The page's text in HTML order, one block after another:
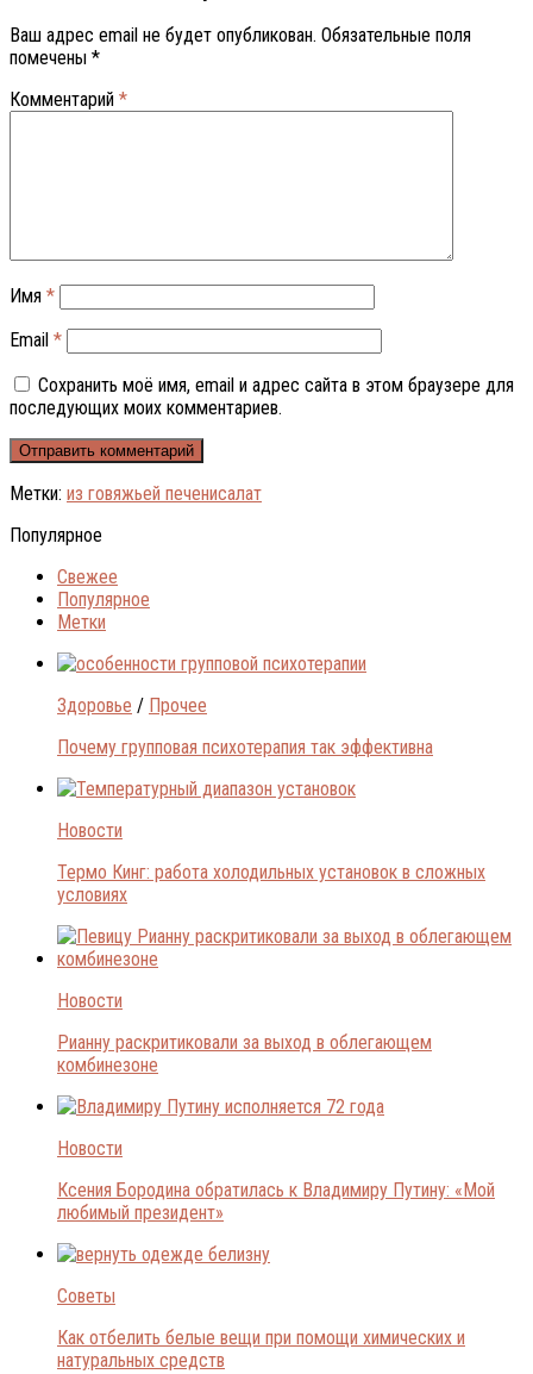
Ваш адрес email не будет опубликован. Обязательные поля
помечены *
Комментарий *
Имя *
Email *
Сохранить моё имя, email и адрес сайта в этом браузере для
последующих моих комментариев.
Метки: из говяжьей печенисалат
Популярное
Свежее
Популярное
Метки
Здоровье / Прочее
Почему групповая психотерапия так эффективна
Новости
Термо Кинг: работа холодильных установок в сложных
условиях
Новости
Рианну раскритиковали за выход в облегающем
комбинезоне
Новости
Ксения Бородина обратилась к Владимиру Путину: «Мой
любимый президент»
Советы
Как отбелить белые вещи при помощи химических и
натуральных средств